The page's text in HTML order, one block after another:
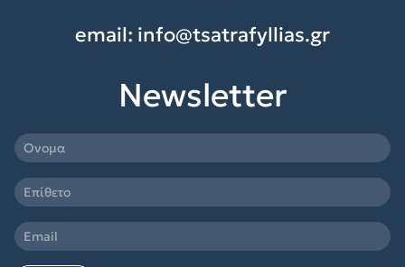
email: info@tsatrafyllias.gr
Newsletter